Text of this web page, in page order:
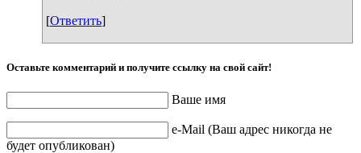
[Ответить]
Оставьте комментарий и получите ссылку на свой сайт!
Ваше имя
e-Mail (Ваш адрес никогда не
будет опубликован)